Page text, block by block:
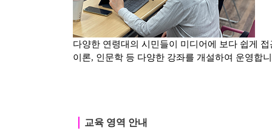
다양한 연령대의 시민들이 미디어에 보다 쉽게
이론, 인문학 등 다양한 강좌를 개설하여 운영합
교육 영역 안내